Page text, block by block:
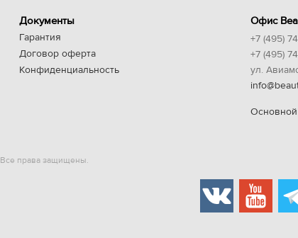
Документы
Гарантия
Договор оферта
Конфиденциальность
Офис
+7 (495)
+7 (495)
ул.
права защищены.